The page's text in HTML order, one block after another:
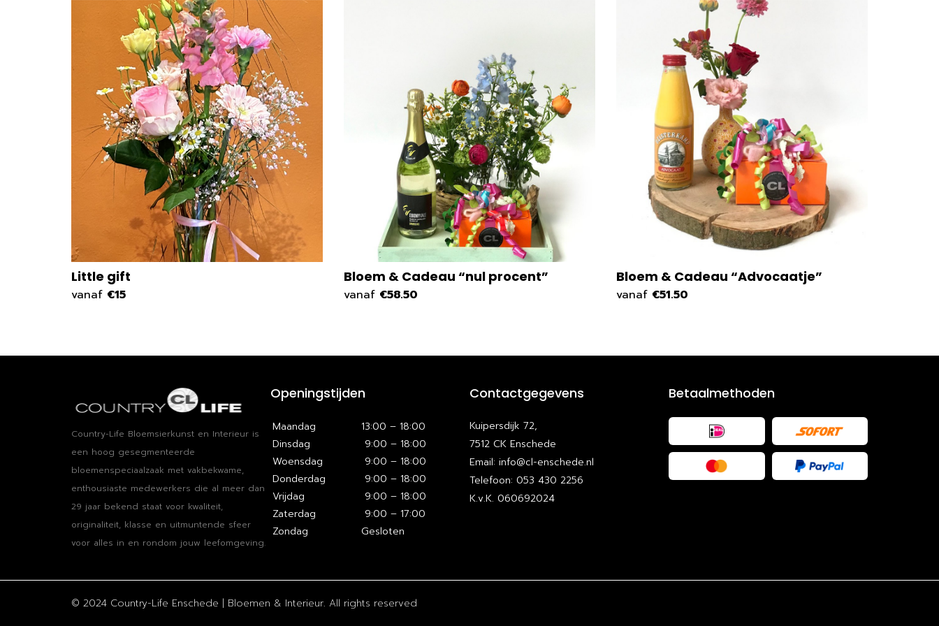
Little gift
vanaf €15
Bloem & Cadeau “nul procent”
vanaf €58.50
Bloem & Cadeau “Advocaatje”
vanaf €51.50
Country-Life Bloemsierkunst en Interieur is
een hoog​ ​gesegmenteerde
bloemenspeciaalzaak met vakbekwame​, ​
enthousiaste medewerkers die al meer dan
29 jaar bekend staat voor kwaliteit,
originaliteit, klasse en uitmuntende sfeer
voor alles in en rondom jouw leefomgeving.
Openingstijden
Maandag
13:00 – 18:00
Dinsdag
9:00 – 18:00
Woensdag
9:00 – 18:00
Donderdag
9:00 – 18:00
Vrijdag
9:00 – 18:00
Zaterdag
9:00 – 17:00
Zondag
Gesloten
Contactgegevens
Kuipersdijk 72,
7512 CK Enschede
Email: info@cl-enschede.nl
Telefoon: 053 430 2256
K.v.K. 060692024
Betaalmethoden
© 2024 Country-Life Enschede | Bloemen & Interieur. All rights reserved